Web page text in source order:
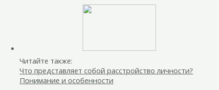
Читайте также:
Что представляет собой расстройство личности?
Понимание и особенности